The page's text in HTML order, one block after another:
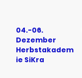
04.-06.
Dezember
Herbstakadem
ie SiKra